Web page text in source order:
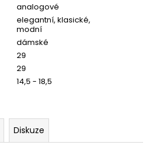
analogové
elegantní, klasické,
modní
dámské
29
29
14,5 - 18,5
Diskuze